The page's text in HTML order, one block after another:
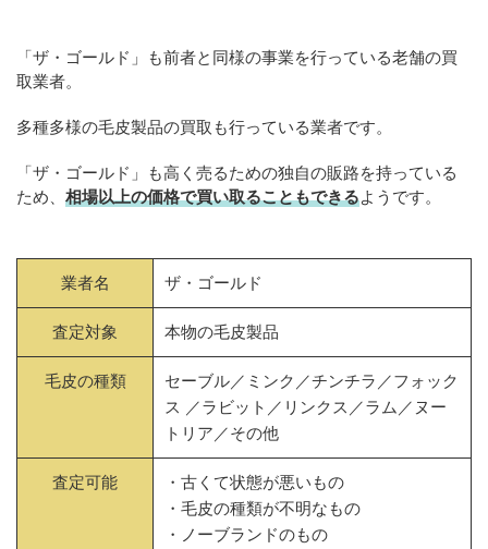
「ザ・ゴールド」も前者と同様の事業を行っている老舗の買
取業者。
多種多様の毛皮製品の買取も行っている業者です。
「ザ・ゴールド」も高く売るための独自の販路を持っている
ため、 相場以上の価格で買い取ることもできるようです。
業者名 ザ・ゴールド
査定対象 本物の毛皮製品
毛皮の種類
セーブル／ミンク／チンチラ／フォック
ス ／ラビット／リンクス／ラム／ヌー
トリア／その他
査定可能
・古くて状態が悪いもの
・毛皮の種類が不明なもの
・ノーブランドのもの